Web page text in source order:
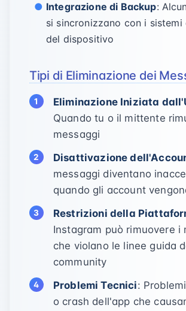
Integrazione di Backup:
si sincronizzano con i sistemi
del dispositivo
Tipi di Eliminazione dei
Eliminazione Iniziata
Quando tu o il mittente
messaggi
Disattivazione
messaggi diventano
quando gli account
Restrizioni della
Instagram può rimuovere i
che violano le linee guida
community
Problemi Tecnici:
o crash dell'app che